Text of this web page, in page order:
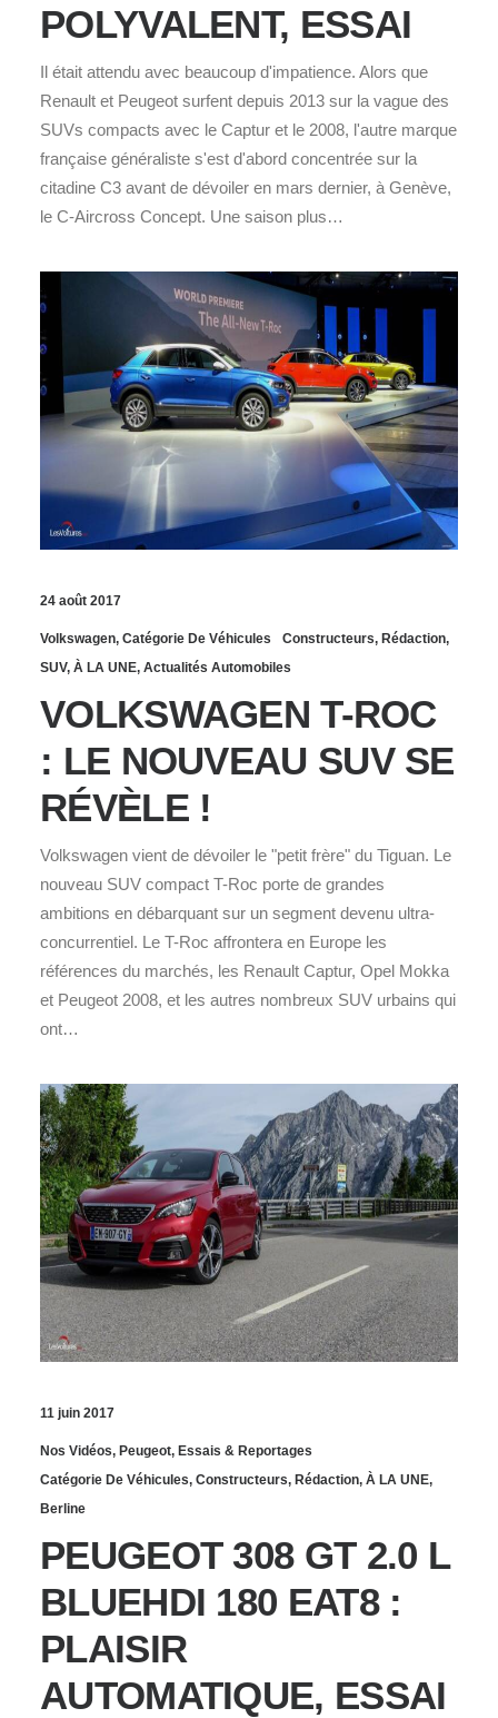
POLYVALENT, ESSAI
Il était attendu avec beaucoup d'impatience. Alors que
Renault et Peugeot surfent depuis 2013 sur la vague des
SUVs compacts avec le Captur et le 2008, l'autre marque
française généraliste s'est d'abord concentrée sur la
citadine C3 avant de dévoiler en mars dernier, à Genève,
le C-Aircross Concept. Une saison plus…
24 août 2017
Volkswagen, Catégorie De Véhicules Constructeurs, Rédaction,
SUV, À LA UNE, Actualités Automobiles
VOLKSWAGEN T-ROC
: LE NOUVEAU SUV SE
RÉVÈLE !
Volkswagen vient de dévoiler le "petit frère" du Tiguan. Le
nouveau SUV compact T-Roc porte de grandes
ambitions en débarquant sur un segment devenu ultra-
concurrentiel. Le T-Roc affrontera en Europe les
références du marchés, les Renault Captur, Opel Mokka
et Peugeot 2008, et les autres nombreux SUV urbains qui
ont…
11 juin 2017
Nos Vidéos, Peugeot, Essais & Reportages
Catégorie De Véhicules, Constructeurs, Rédaction, À LA UNE,
Berline
PEUGEOT 308 GT 2.0 L
BLUEHDI 180 EAT8 :
PLAISIR
AUTOMATIQUE, ESSAI